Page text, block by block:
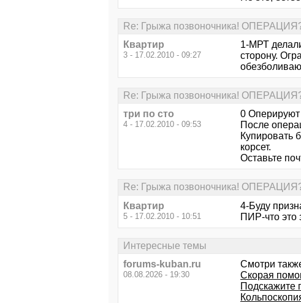
Re: Грыжа позвоночника!
Квартир
3 - 17.02.2010 - 09:27
1-МРТ
сторону.
Re: Грыжа позвоночника!
три по сто
4 - 17.02.2010 - 09:53
0 Оперируют
После
Купировать
корсет.
Оставьте
Re: Грыжа позвоночника!
Квартир
5 - 17.02.2010 - 10:51
4-Буду
ПИР-что это
Интересные темы
forums-kuban.ru
08.08.2026 - 19:30
Смотри
Скорая
Подскажите